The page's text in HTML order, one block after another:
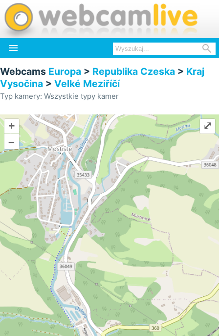
 
Webcams Europa > Republika Czeska > Kraj
Vysočina > Velké Meziříčí
Typ kamery: Wszystkie typy kamer
+
–
⤢